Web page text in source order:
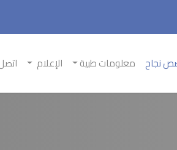
نجاح معلومات طبية الإعلام